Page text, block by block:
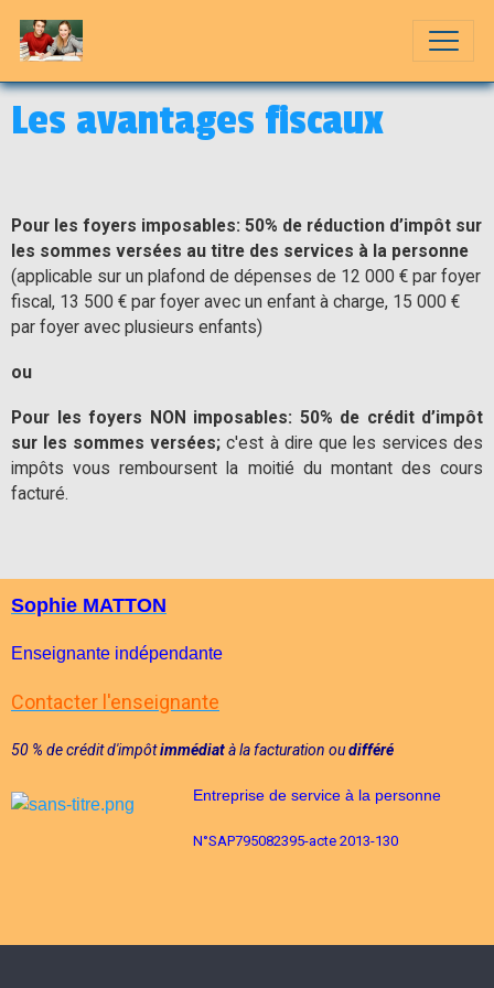
Les avantages fiscaux
Pour les foyers imposables: 50% de réduction d’impôt sur
les sommes versées au titre des services à la personne
(applicable sur un plafond de dépenses de 12 000 € par foyer
fiscal, 13 500 € par foyer avec un enfant à charge, 15 000 €
par foyer avec plusieurs enfants)
ou
Pour les foyers NON imposables: 50% de créditd’impôt
sur les sommes versées;c'est à dire que les services des
impôts vous remboursent la moitié du montant des cours
facturé.
Sophie MATTON
Enseignante indépendante
Contacter l'enseignante
50 % de crédit d'impôtimmédiatà la facturation oudifféré
Entreprise de service à la personne
N°SAP795082395-acte 2013-130